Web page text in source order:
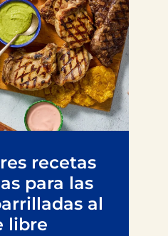
recetas
para las
al
libre